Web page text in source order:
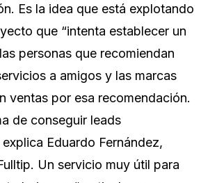
Es la idea que está explotando
que “intenta establecer un
personas que recomiendan
a amigos y las marcas
ventas por esa recomendación.
de conseguir leads
Eduardo Fernández,
Un servicio muy útil para